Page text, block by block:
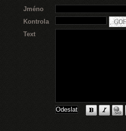
Jméno
Kontrola
Text